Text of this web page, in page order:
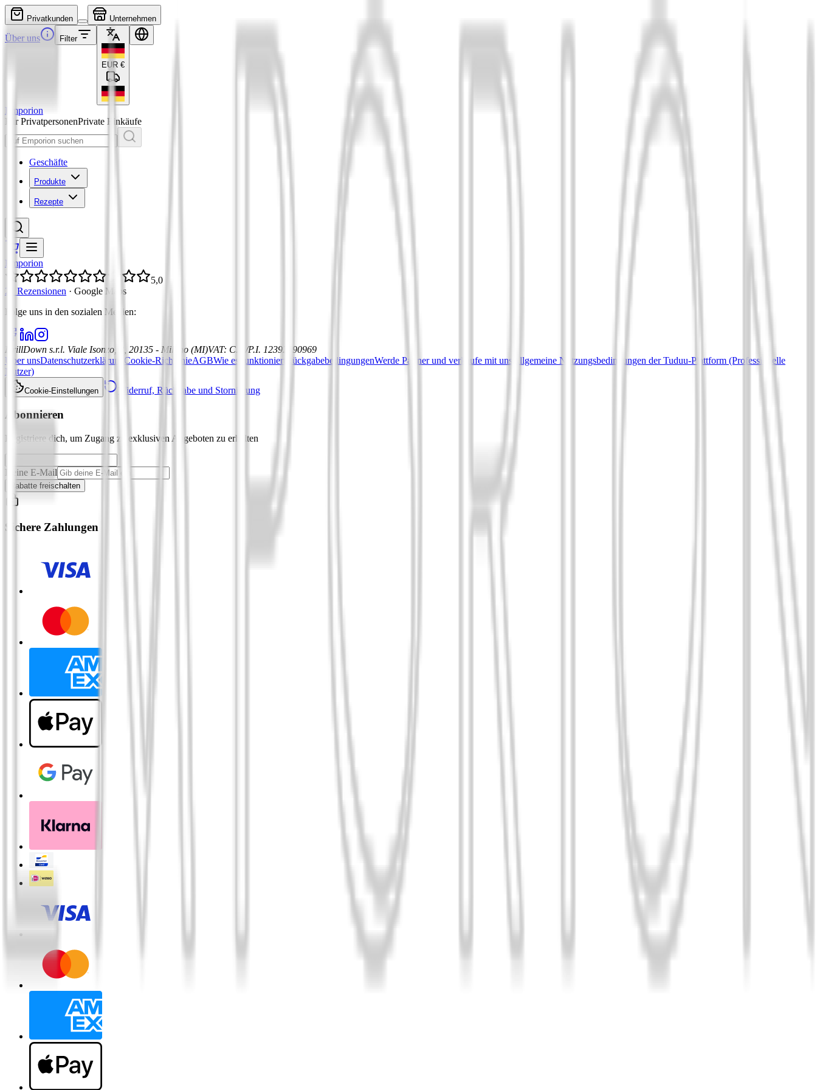
Privatkunden Unternehmen
Über uns Filter
EUR €
Emporion
Für PrivatpersonenPrivate Einkäufe
Geschäfte
Produkte
Rezepte
Emporion
5,0
21 Rezensionen · Google Maps
Folge uns in den sozialen Medien:
DrillDown s.r.l. Viale Isonzo, 8, 20135 - Milano (MI)VAT: C.F./P.I. 12392590969
Über unsDatenschutzerklärung Cookie-RichtlinieAGBWie es funktioniert RückgabebedingungenWerde Partner und verkaufe mit uns
Allgemeine Nutzungsbedingungen der Tuduu-Plattform (Professionelle
Nutzer)
Cookie-Einstellungen Widerruf, Rückgabe und Stornierung
Abonnieren
Registriere dich, um Zugang zu exklusiven Angeboten zu erhalten
Deine E-Mail
Rabatte freischalten
Sichere Zahlungen